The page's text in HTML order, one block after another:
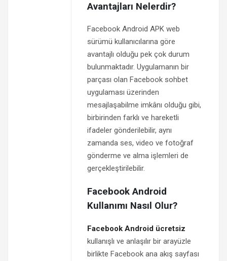
Avantajları Nelerdir?
Facebook Android APK web
sürümü kullanıcılarına göre
avantajlı olduğu pek çok durum
bulunmaktadır. Uygulamanın bir
parçası olan Facebook sohbet
uygulaması üzerinden
mesajlaşabilme imkânı olduğu gibi,
birbirinden farklı ve hareketli
ifadeler gönderilebilir, aynı
zamanda ses, video ve fotoğraf
gönderme ve alma işlemleri de
gerçekleştirilebilir.
Facebook Android
Kullanımı Nasıl Olur?
Facebook Android ücretsiz
kullanışlı ve anlaşılır bir arayüzle
birlikte Facebook ana akış sayfası